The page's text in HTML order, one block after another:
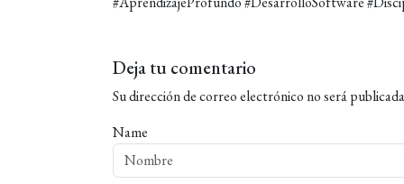
Deja tu comentario
Su dirección de correo electrónico no será
Name